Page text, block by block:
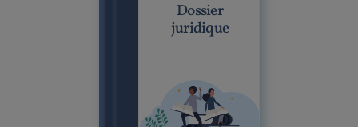
Dossier
juridique